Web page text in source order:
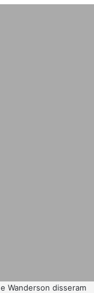
Wanderson disseram